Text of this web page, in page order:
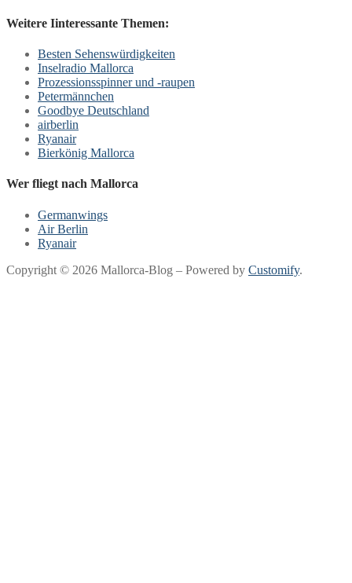
Weitere Iinteressante Themen:
Besten Sehenswürdigkeiten
Inselradio Mallorca
Prozessionsspinner und -raupen
Petermännchen
Goodbye Deutschland
airberlin
Ryanair
Bierkönig Mallorca
Wer fliegt nach Mallorca
Germanwings
Air Berlin
Ryanair
Copyright © 2026 Mallorca-Blog – Powered by Customify.